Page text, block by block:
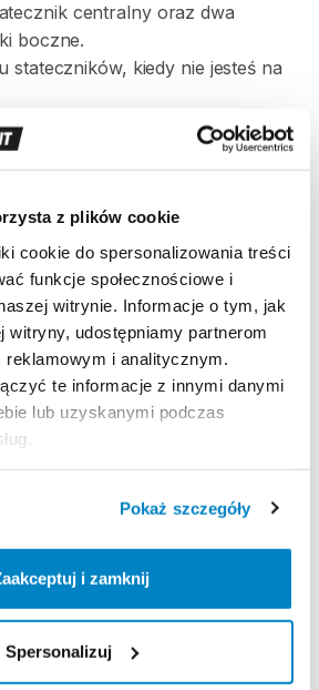
z plików cookie
cookie do spersonalizowania treści
funkcje społecznościowe i
witrynie. Informacje o tym, jak
witryny, udostępniamy partnerom
reklamowym i analitycznym.
te informacje z innymi danymi
lub uzyskanymi podczas
Pokaż szczegóły
i zamknij
Spersonalizuj
centralny oraz dwa
boczne.
stateczników​,​ kiedy nie jesteś na
cm)
SUP: